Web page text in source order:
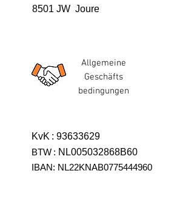
8501 JW Joure
Allgemeine
Geschäfts
bedingungen
KvK : 93633629
BTW : NL005032868B60
IBAN: NL22KNAB0775444960